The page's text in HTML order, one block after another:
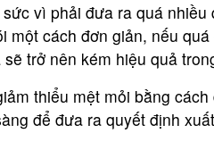
vì phải đưa ra quá
một cách đơn giản, nếu
trở nên kém hiệu quả
thiểu mệt mỏi bằng
để đưa ra quyết định